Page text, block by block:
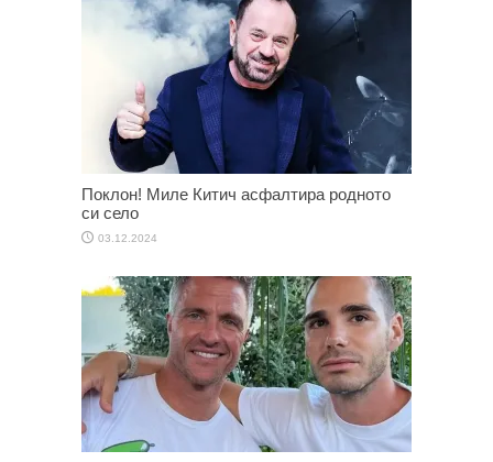
Поклон! Миле Китич асфалтира родното
си село
03.12.2024